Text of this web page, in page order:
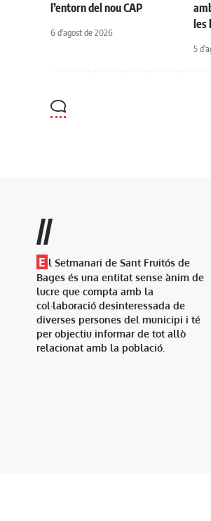
l’entorn del nou CAP
6 d'agost de 2026
5
//
E l Setmanari de Sant Fruitós de
Bages és una entitat sense ànim de
lucre que compta amb la
col·laboració desinteressada de
diverses persones del municipi i té
per objectiu informar de tot allò
relacionat amb la població.